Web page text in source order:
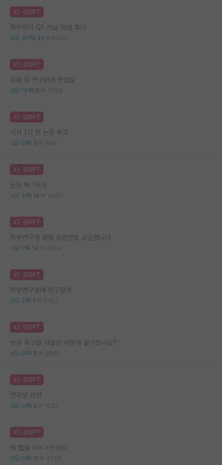
김GPT
학부생의 Q1 저널 억셉 후기
30 22 6395
김GPT
포항 모 연구원의 면접썰
19 5 2598
김GPT
석사 1기 첫 논문 투고
0 3 968
김GPT
논문 제 1저자
4 14 4907
김GPT
학부연구생 경험 증빙방법 궁금합니다
1 14 7424
김GPT
학부연구생때 연구참여
2 1 2767
김GPT
논문 투고할 저널은 어떻게 알아보나요?
0 6 2680
김GPT
연구생 관련
0 0 1231
김GPT
제 랩실 ㅁㅌㅊ인가요
0 11 4359